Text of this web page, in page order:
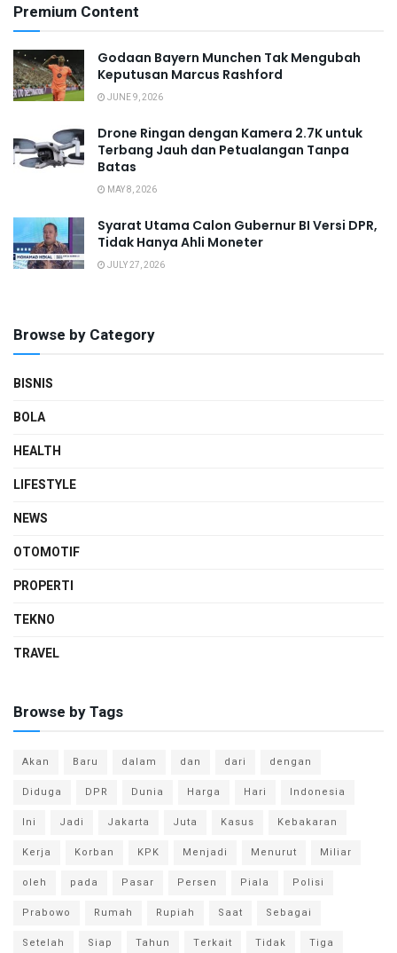
Premium Content
Godaan Bayern Munchen Tak Mengubah
Keputusan Marcus Rashford
JUNE 9, 2026
Drone Ringan dengan Kamera 2.7K untuk
Terbang Jauh dan Petualangan Tanpa
Batas
MAY 8, 2026
Syarat Utama Calon Gubernur BI Versi DPR,
Tidak Hanya Ahli Moneter
JULY 27, 2026
Browse by Category
BISNIS
BOLA
HEALTH
LIFESTYLE
NEWS
OTOMOTIF
PROPERTI
TEKNO
TRAVEL
Browse by Tags
Akan Baru dalam dan dari
dengan
Diduga
DPR Dunia Harga Hari
Indonesia
Ini
Jadi Jakarta Juta Kasus
Kebakaran
Kerja
Korban KPK Menjadi Menurut
Miliar
oleh
pada Pasar Persen Piala
Polisi
Prabowo
Rumah Rupiah Saat
Sebagai
Setelah
Siap Tahun Terkait Tidak
Tiga